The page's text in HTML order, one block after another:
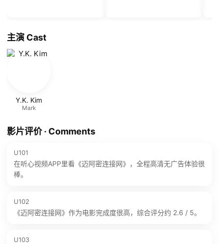
主演 Cast
Y.K. Kim
Mark
影片评价 · Comments
U101
在听心视频APP里看《迈阿密连接网》，全程高清无广告体验很
棒。
U102
《迈阿密连接网》作为电影完成度很高，综合评分约 2.6 / 5。
U103